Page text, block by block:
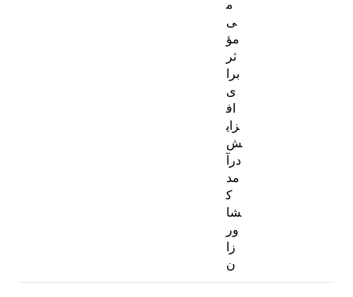
م
ی
مؤ
ثر
برا
ی
اف
زای
ش
درآ
مد
ک
شا
ور
زا
ن